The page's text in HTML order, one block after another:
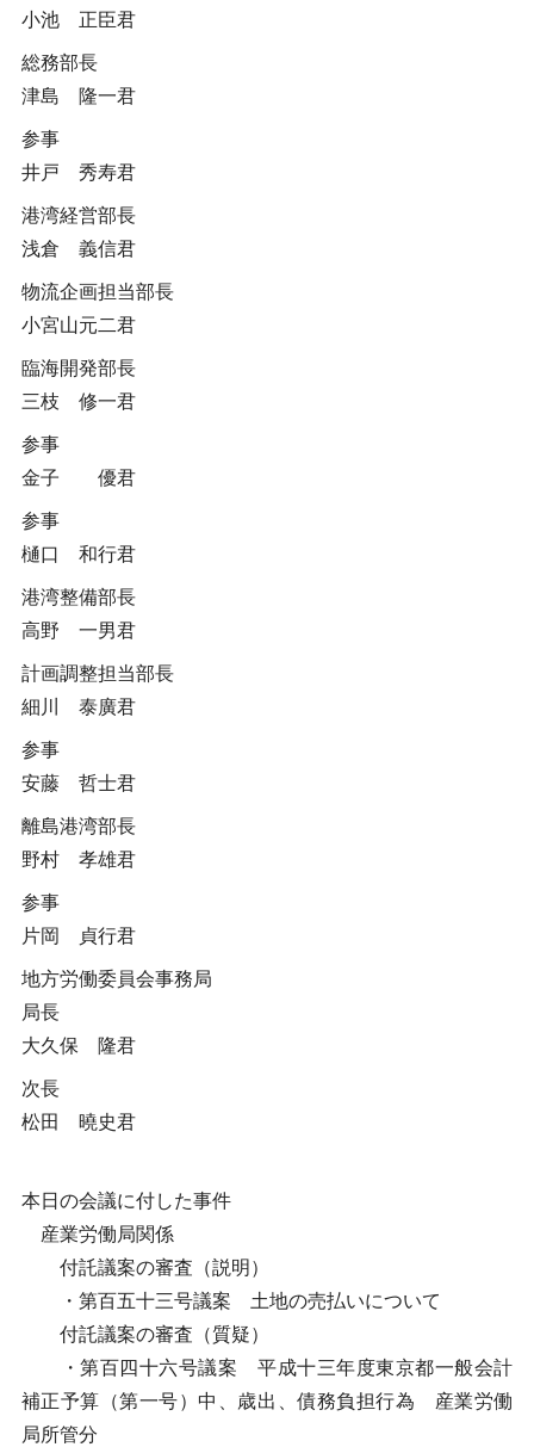
小池 正臣君
総務部長
津島 隆一君
参事
井戸 秀寿君
港湾経営部長
浅倉 義信君
物流企画担当部長
小宮山元二君
臨海開発部長
三枝 修一君
参事
金子 優君
参事
樋口 和行君
港湾整備部長
高野 一男君
計画調整担当部長
細川 泰廣君
参事
安藤 哲士君
離島港湾部長
野村 孝雄君
参事
片岡 貞行君
地方労働委員会事務局
局長
大久保 隆君
次長
松田 曉史君
本日の会議に付した事件
産業労働局関係
付託議案の審査（説明）
・第百五十三号議案 土地の売払いについて
付託議案の審査（質疑）
・第百四十六号議案 平成十三年度東京都一般会計
補正予算（第一号）中、歳出、債務負担行為 産業労働
局所管分